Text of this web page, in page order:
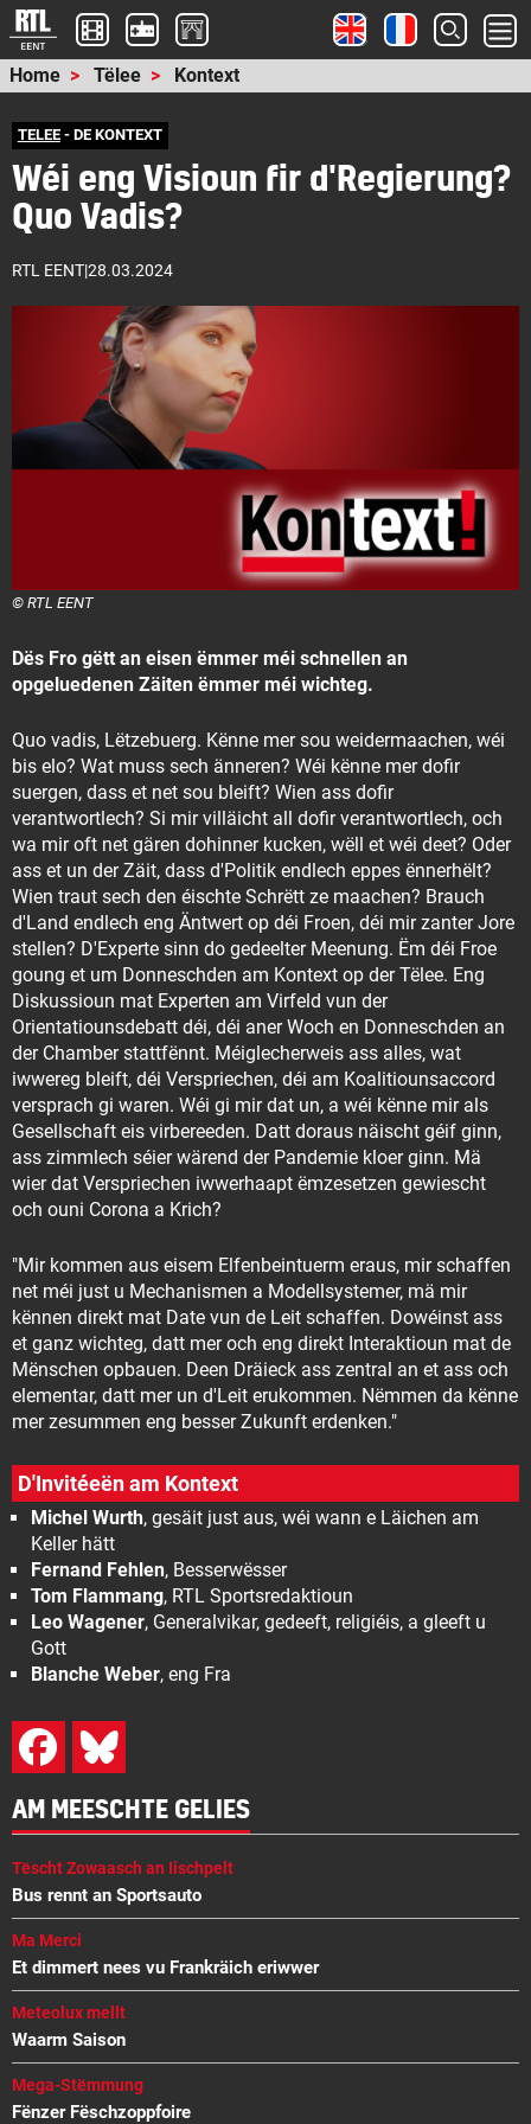
Home Tëlee Kontext
TELEE- DE KONTEXT
Wéi eng Visioun fir d'Regierung?
Quo Vadis?
RTL EENT|28.03.2024
© RTL EENT
Dës Fro gëtt an eisen ëmmer méi schnellen an
opgeluedenen Zäiten ëmmer méi wichteg.
Quo vadis, Lëtzebuerg. Kënne mer sou weidermaachen, wéi
bis elo? Wat muss sech änneren? Wéi kënne mer dofir
suergen, dass et net sou bleift? Wien ass dofir
verantwortlech? Si mir villäicht all dofir verantwortlech, och
wa mir oft net gären dohinner kucken, wëll et wéi deet? Oder
ass et un der Zäit, dass d'Politik endlech eppes ënnerhëlt?
Wien traut sech den éischte Schrëtt ze maachen? Brauch
d'Land endlech eng Äntwert op déi Froen, déi mir zanter Jore
stellen? D'Experte sinn do gedeelter Meenung. Ëm déi Froe
goung et um Donneschden am Kontext op der Tëlee. Eng
Diskussioun mat Experten am Virfeld vun der
Orientatiounsdebatt déi, déi aner Woch en Donneschden an
der Chamber stattfënnt. Méiglecherweis ass alles, wat
iwwereg bleift, déi Verspriechen, déi am Koalitiounsaccord
versprach gi waren. Wéi gi mir dat un, a wéi kënne mir als
Gesellschaft eis virbereeden. Datt doraus näischt géif ginn,
ass zimmlech séier wärend der Pandemie kloer ginn. Mä
wier dat Verspriechen iwwerhaapt ëmzesetzen gewiescht
och ouni Corona a Krich?
"Mir kommen aus eisem Elfenbeintuerm eraus, mir schaffen
net méi just u Mechanismen a Modellsystemer, mä mir
kënnen direkt mat Date vun de Leit schaffen. Dowéinst ass
et ganz wichteg, datt mer och eng direkt Interaktioun mat de
Mënschen opbauen. Deen Dräieck ass zentral an et ass och
elementar, datt mer un d'Leit erukommen. Nëmmen da kënne
mer zesummen eng besser Zukunft erdenken."
D'Invitéeën am Kontext
Michel Wurth, gesäit just aus, wéi wann e Läichen am
Keller hätt
Fernand Fehlen, Besserwësser
Tom Flammang, RTL Sportsredaktioun
Leo Wagener, Generalvikar, gedeeft, religiéis, a gleeft u
Gott
Blanche Weber, eng Fra
AM MEESCHTE GELIES
Tëscht Zowaasch an Iischpelt
Bus rennt an Sportsauto
Ma Merci
Et dimmert nees vu Frankräich eriwwer
Meteolux mellt
Waarm Saison
Mega-Stëmmung
Fënzer Fëschzoppfoire